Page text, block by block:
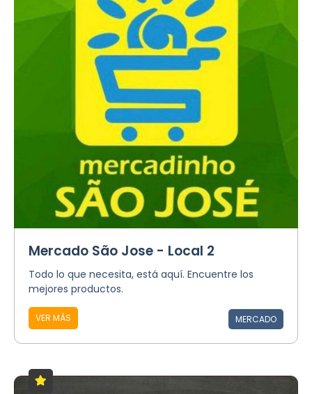
Mercado São Jose - Local 2
Todo lo que necesita, está aquí. Encuentre los
mejores productos.
VER MÁS MERCADO